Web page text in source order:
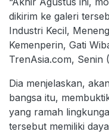
dikirim ke galeri
Industri Kecil,
Kemenperin, Gati
TrenAsia.com, Senin
Dia menjelaskan,
bangsa itu,
yang ramah
tersebut memiliki